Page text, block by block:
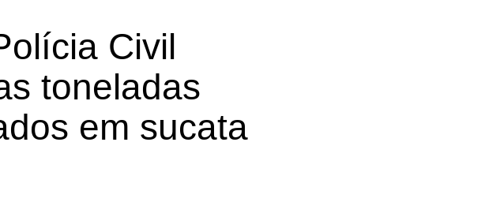
Civil
toneladas
em sucata